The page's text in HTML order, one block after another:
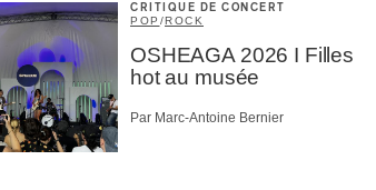
CRITIQUE DE CONCERT
POP /ROCK
OSHEAGA 2026 I Filles
hot au musée
Par Marc-Antoine Bernier